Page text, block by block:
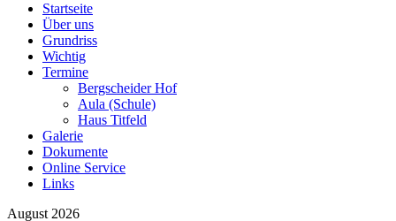
Startseite
Über uns
Grundriss
Wichtig
Termine
Bergscheider Hof
Aula (Schule)
Haus Titfeld
Galerie
Dokumente
Online Service
Links
August 2026